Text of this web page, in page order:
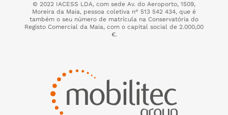
© 2022 IACESS LDA, com sede Av. do Aeroporto, 1509,
Moreira da Maia, pessoa coletiva n° 513 542 434, que é
também o seu número de matrícula na Conservatória do
Registo Comercial da Maia, com o capital social de 2.000,00
€.